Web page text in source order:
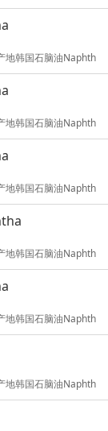
origin naphtha
地韩国石脑油Naphth
origin naphtha
地韩国石脑油Naphth
origin naphtha
地韩国石脑油Naphth
origin naphtha
地韩国石脑油Naphth
origin naphtha
地韩国石脑油Naphth
origin naphtha
地韩国石脑油Naphth
origin naphtha